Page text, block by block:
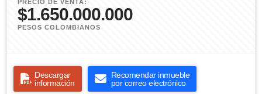
PRECIO DE VENTA:
$1.650.000.000
PESOS COLOMBIANOS
Descargar
información
Recomendar inmueble
por correo electrónico